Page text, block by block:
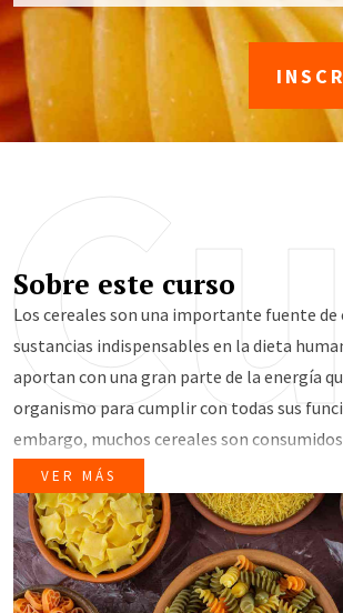
Sobre este curso
Los cereales son una importante fuente
sustancias indispensables en la dieta
aportan con una gran parte de la energía
organismo para cumplir con todas sus
embargo, muchos cereales son
de refinación que evitan su aporte de otros
beneficiosos, como minerales, fibras y
estudio de los aspectos tecnológicos y
relacionados con la industrialización de
de pasta y de extruidos permitirá a los
VER MÁS